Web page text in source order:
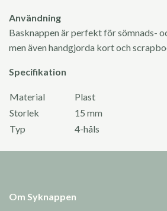
Användning
Basknappen är perfekt för sömnads-
men även handgjorda kort och
Specifikation
Material
Plast
Storlek
15 mm
Typ
4-håls
Om Syknappen